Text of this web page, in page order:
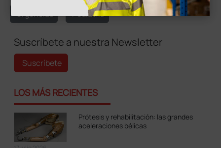
Urgencias Pediatría
Suscríbete a nuestra Newsletter
Suscríbete
LOS MÁS RECIENTES
Prótesis y rehabilitación: las grandes
aceleraciones bélicas